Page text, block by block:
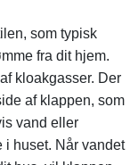
som typisk
fra dit hjem.
kloakgasser. Der
af klappen, som
vand eller
i huset. Når vandet